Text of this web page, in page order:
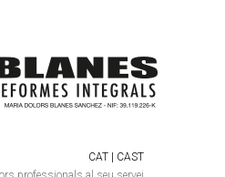
CAT |
CAST